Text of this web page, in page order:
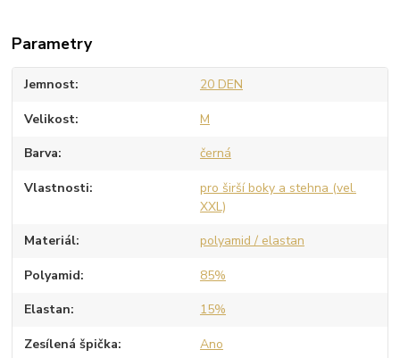
Parametry
Jemnost 20 DEN
Velikost M
Barva černá
Vlastnosti
pro širší boky a stehna (vel.
XXL)
Materiál polyamid / elastan
Polyamid 85%
Elastan 15%
Zesílená špička Ano